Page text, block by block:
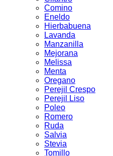
Comino
Eneldo
Hierbabuena
Lavanda
Manzanilla
Mejorana
Melissa
Menta
Oregano
Perejil Crespo
Perejil Liso
Poleo
Romero
Ruda
Salvia
Stevia
Tomillo